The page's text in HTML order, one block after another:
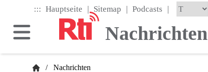
main
content
::: Hauptseite | Sitemap | Podcasts |
Nachrichten
/ Nachrichten